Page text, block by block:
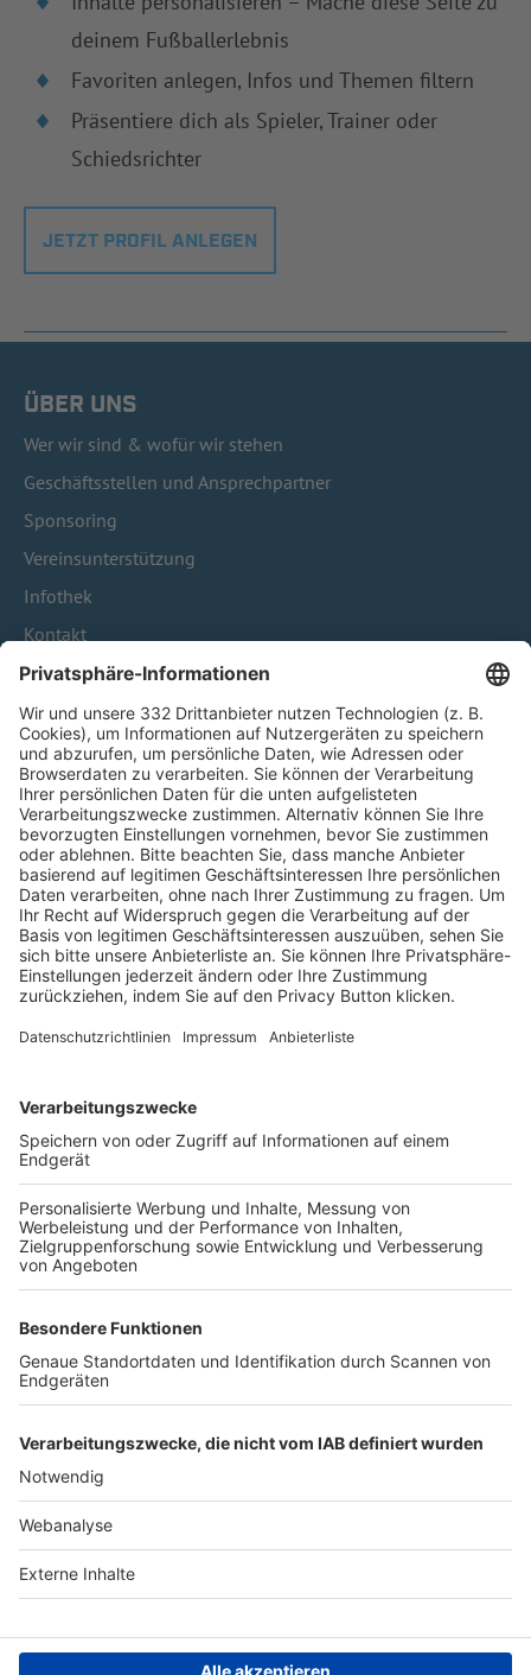
deinem Fußballerlebnis
Favoriten anlegen, Infos und Themen filtern
Präsentiere dich als Spieler, Trainer oder
Schiedsrichter
JETZT PROFIL ANLEGEN
ÜBER UNS
Wer wir sind & wofür wir stehen
Geschäftsstellen und Ansprechpartner
Sponsoring
Vereinsunterstützung
Infothek
Kontakt
HÄUFIG BESUCHTE SEITEN
Pässe und Vereinswechsel
Trainerausbildung
Schulungsangebot Vereinsmitarbeiter
BFV-Geschäftsstellen
Trainerbörse
Login SpielPlus
FOLGE DEM BFV
TOP-VEREINE
TOP-PARTNER
Nutzungsbedingungen Datenschutz Impressum